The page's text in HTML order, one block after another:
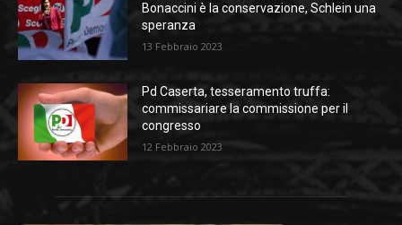
Bonaccini è la conservazione, Schlein una
speranza
13 Febbraio 2023
Pd Caserta, tesseramento truffa:
commissariare la commissione per il
congresso
12 Febbraio 2023